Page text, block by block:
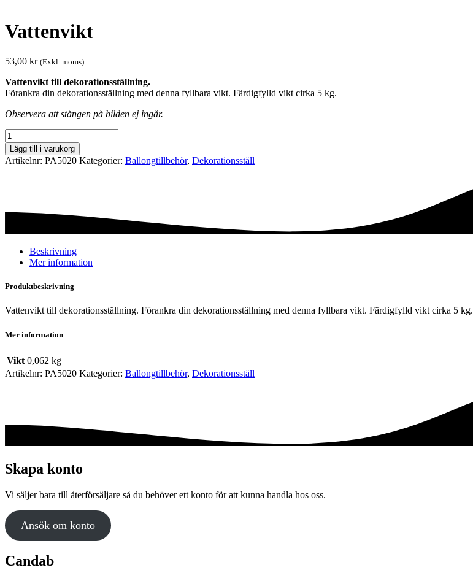
Vattenvikt
53,00 kr (Exkl. moms)
Vattenvikt till dekorationsställning.
Förankra din dekorationsställning med denna fyllbara vikt. Färdigfylld vikt cirka 5 kg.
Observera att stången på bilden ej ingår.
Vattenvikt
mängd
Lägg till i varukorg
Artikelnr: PA5020 Kategorier: Ballong­tillbehör, Dekorationsställ
Beskrivning
Mer information
Produktbeskrivning
Vattenvikt till dekorationsställning. Förankra din dekorationsställning med denna fyllbara vikt. Färdigfylld vikt cirka 5 kg.
Mer information
Vikt 0,062 kg
Artikelnr: PA5020 Kategorier: Ballong­tillbehör, Dekorationsställ
Skapa konto
Vi säljer bara till återförsäljare så du behöver ett konto för att kunna handla hos oss.
Ansök om konto
Candab